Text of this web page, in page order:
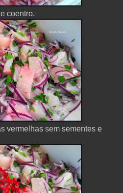
coentro.
vermelhas sem sementes e